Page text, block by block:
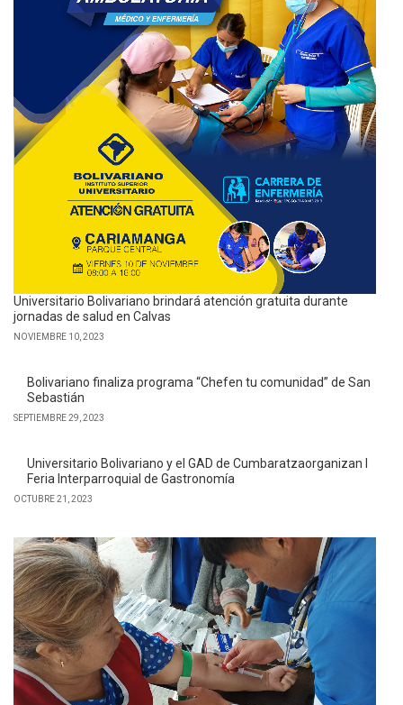
Universitario Bolivariano brindará atención gratuita durante
jornadas de salud en Calvas
NOVIEMBRE 10, 2023